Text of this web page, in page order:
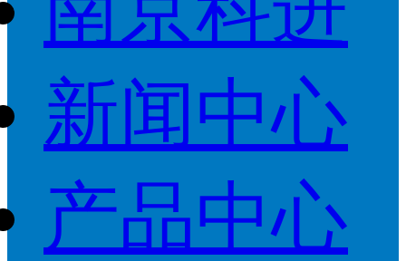
新闻中心
产品中心